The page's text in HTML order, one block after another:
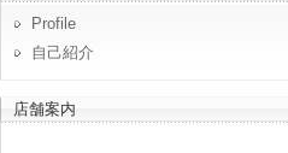
Profile
自己紹介
店舗案内